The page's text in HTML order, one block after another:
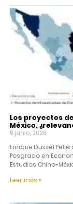
Los proyectos
México,
9 junio, 2026
Enrique Dussel
Posgrado en
Estudios China-
Leer más »